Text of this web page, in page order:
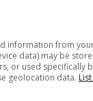
information from
data) may be
or used specifically
geolocation data.